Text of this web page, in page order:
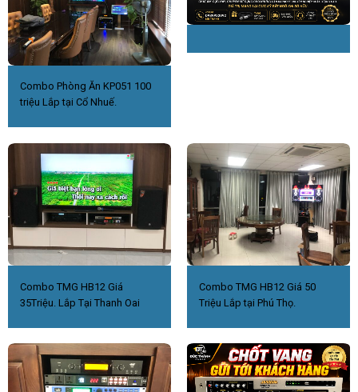
Combo Phòng Ăn KP051 100
triệu Lắp tại Cổ Nhuế.
Combo TMG HB12 Giá
35Triệu. Lắp Tại Thanh Oai
Combo TMG HB12 Giá 50
Triệu Lắp tại Phú Thọ.